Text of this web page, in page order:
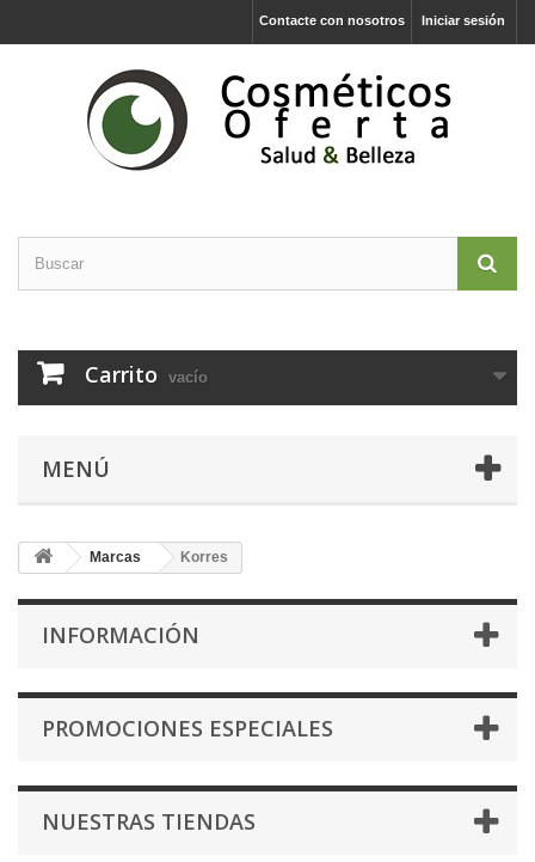
Iniciar sesión
Contacte con nosotros
Carrito vacío
MENÚ
Marcas Korres
INFORMACIÓN
PROMOCIONES ESPECIALES
NUESTRAS TIENDAS